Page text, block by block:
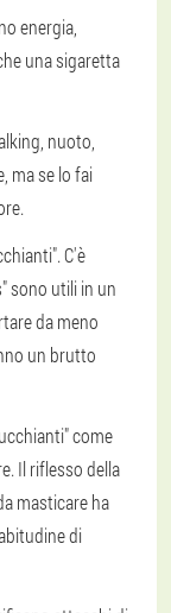
energia,
una sigaretta
nuoto,
ma se lo fai
C'è
sono utili in un
da meno
un brutto
come
Il riflesso della
masticare ha
di